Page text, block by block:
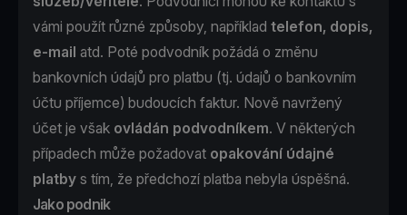
vámi použít různé způsoby, například telefon, dopis,
e-mail atd. Poté podvodník požádá o změnu
bankovních údajů pro platbu (tj. údajů o bankovním
účtu příjemce) budoucích faktur. Nově navržený
účet je však ovládán podvodníkem. V některých
případech může požadovat opakování údajné
platby s tím, že předchozí platba nebyla úspěšná.
Jako podnik